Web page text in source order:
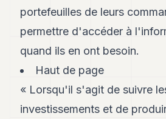
ASSOCIATIONS
CONTACT
S'ABONNER
FR
portefeuilles de leurs
permettre d'accéder à
quand ils en ont besoin.
Haut de page
« Lorsqu'il s'agit de suivre
investissements et de